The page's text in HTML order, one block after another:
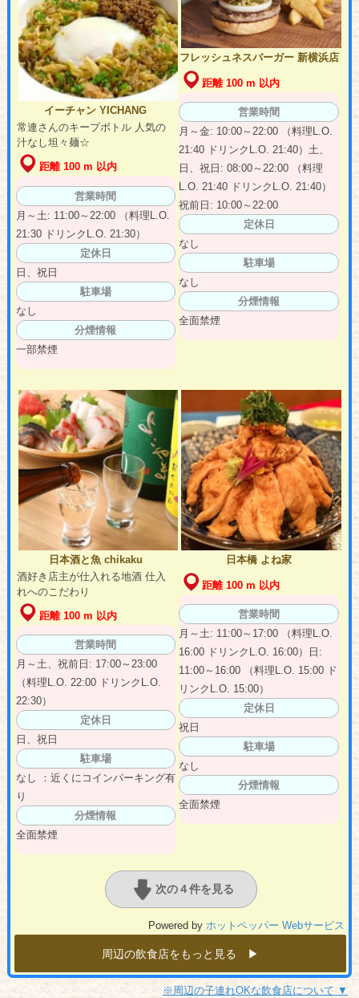
イーチャン YICHANG
常連さんのキープボトル 人気の
汁なし坦々麺☆
距離 100 m 以内
営業時間
月～土: 11:00～22:00 （料理L.O.
21:30 ドリンクL.O. 21:30）
定休日
日、祝日
駐車場
なし
分煙情報
一部禁煙
フレッシュネスバーガー 新横浜店
距離 100 m 以内
営業時間
月～金: 10:00～22:00 （料理L.O.
21:40 ドリンクL.O. 21:40）土、
日、祝日: 08:00～22:00 （料理
L.O. 21:40 ドリンクL.O. 21:40）
祝前日: 10:00～22:00
定休日
なし
駐車場
なし
分煙情報
全面禁煙
日本酒と魚 chikaku
酒好き店主が仕入れる地酒 仕入
れへのこだわり
距離 100 m 以内
営業時間
月～土、祝前日: 17:00～23:00
（料理L.O. 22:00 ドリンクL.O.
22:30）
定休日
日、祝日
駐車場
なし ：近くにコインパーキング有
り
分煙情報
全面禁煙
日本橋 よね家
距離 100 m 以内
営業時間
月～土: 11:00～17:00 （料理L.O.
16:00 ドリンクL.O. 16:00）日:
11:00～16:00 （料理L.O. 15:00 ド
リンクL.O. 15:00）
定休日
祝日
駐車場
なし
分煙情報
全面禁煙
次の４件を見る
Powered byホットペッパー Webサービス
周辺の飲食店をもっと見る ▶︎
※周辺の子連れOKな飲食店について ▼